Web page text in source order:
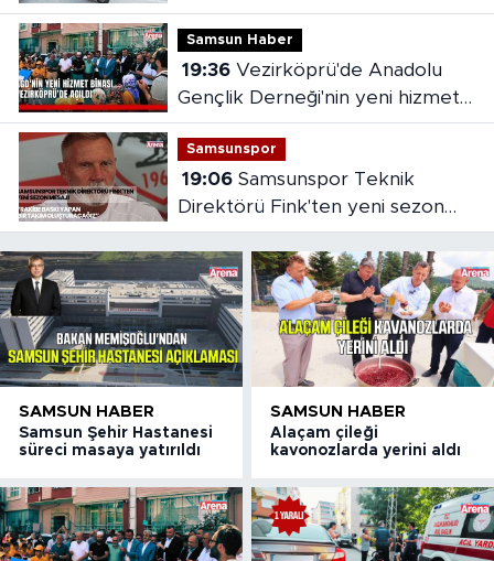
Samsun Haber
19:36Vezirköprü'de Anadolu
Gençlik Derneği'nin yeni hizmet
binası açıldı
Samsunspor
19:06Samsunspor Teknik
Direktörü Fink'ten yeni sezon
mesajı
SAMSUN HABER
Samsun Şehir Hastanesi
süreci masaya yatırıldı
SAMSUN HABER
Alaçam çileği
kavonozlarda yerini aldı